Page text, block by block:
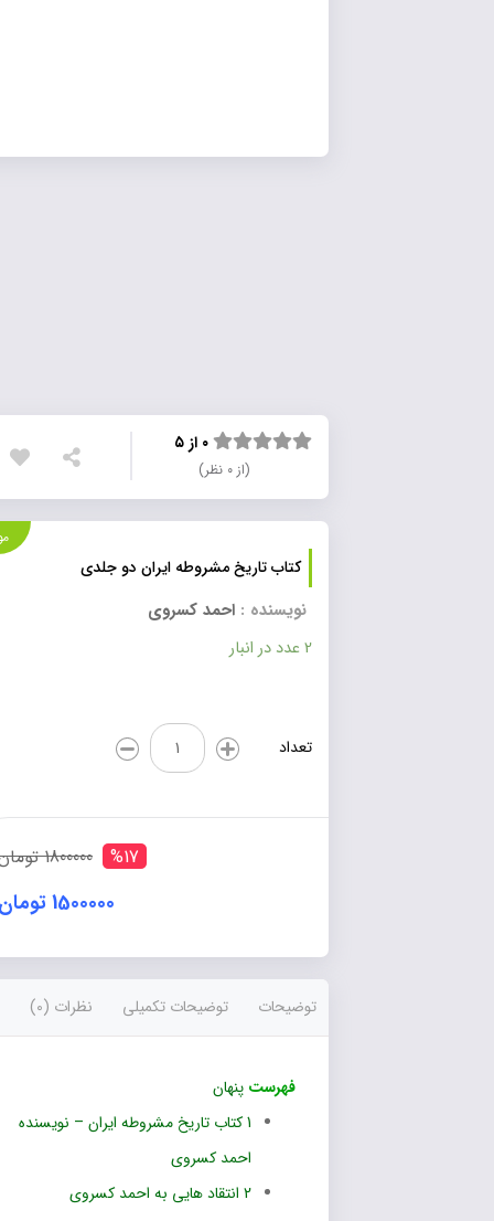
۰ از ۵
کتاب تاریخ مشروطه ایران دو جلدی
موجود
نویسنده :احمد کسروی
کتاب
تاریخ
دو
1800000 تومان
1500000 تومان
توضیحات توضیحات تکمیلی نظرات (0)
پنهان
کتاب تاریخ مشروطه ایران – نویسنده
احمد کسروی
انتقاد هایی به احمد کسروی